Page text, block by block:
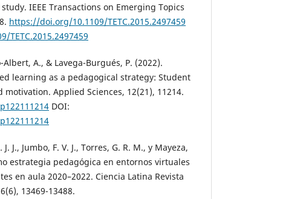
IEEE Transactions on Emerging Topics
https://doi.org/10.1109/TETC.2015.2497459
TETC.2015.2497459
Albert, A., & Lavega-Burgués, P. (2022).
learning as a pedagogical strategy: Student
Applied Sciences, 12(21), 11214.
DOI:
J., Jumbo, F. V. J., Torres, G. R. M., y Mayeza,
estrategia pedagógica en entornos virtuales
en aula 2020–2022. Ciencia Latina Revista
13469-13488.